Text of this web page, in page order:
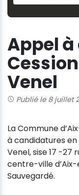
Appel
Venel
Publié le 8 juillet
La Commune
à candidatures en
Venel, sise 17 -27
centre-ville
Sauvegardé.